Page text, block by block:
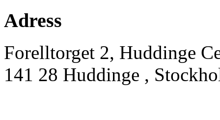
Adress
Forelltorget 2, Huddinge
141 28 Huddinge ,